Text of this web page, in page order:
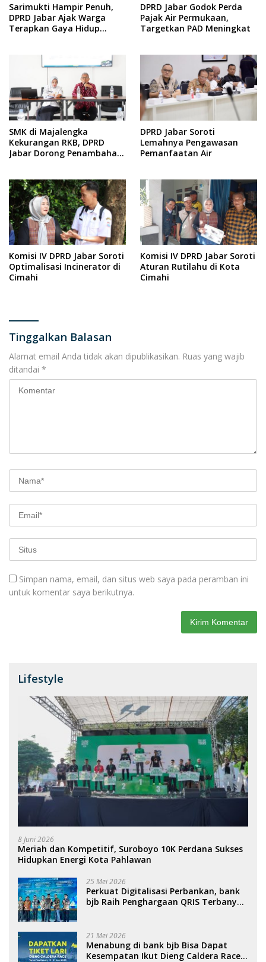
Sarimukti Hampir Penuh,
DPRD Jabar Ajak Warga
Terapkan Gaya Hidup
DPRD Jabar Godok Perda
Pajak Air Permukaan,
Targetkan PAD Meningkat
SMK di Majalengka
Kekurangan RKB, DPRD
Jabar Dorong Penambahan
DPRD Jabar Soroti
Lemahnya Pengawasan
Pemanfaatan Air
Komisi IV DPRD Jabar Soroti
Optimalisasi Incinerator di
Cimahi
Komisi IV DPRD Jabar Soroti
Aturan Rutilahu di Kota
Cimahi
Tinggalkan Balasan
Alamat email Anda tidak akan dipublikasikan. Ruas yang wajib
ditandai *
Simpan nama, email, dan situs web saya pada peramban ini
untuk komentar saya berikutnya.
Lifestyle
8 Juni 2026
Meriah dan Kompetitif, Suroboyo 10K Perdana Sukses
Hidupkan Energi Kota Pahlawan
25 Mei 2026
Perkuat Digitalisasi Perbankan, bank
bjb Raih Penghargaan QRIS Terbanyak
21 Mei 2026
Menabung di bank bjb Bisa Dapat
Kesempatan Ikut Dieng Caldera Race